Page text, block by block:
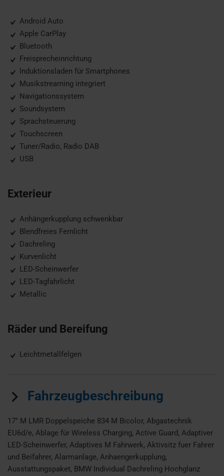
Android Auto
Apple CarPlay
Bluetooth
Freisprecheinrichtung
Induktionsladen für Smartphones
Musikstreaming integriert
Navigationssystem
Soundsystem
Sprachsteuerung
Touchscreen
Tuner/Radio, Radio DAB
USB
Exterieur
Anhängerkupplung schwenkbar
Blendfreies Fernlicht
Dachreling
Kurvenlicht
LED-Scheinwerfer
LED-Tagfahrlicht
Metallic
Räder und Bereifung
Leichtmetallfelgen
Fahrzeugbeschreibung
17'' M LMR Doppelspeiche 834 M Bicolor, Abgastechnik
EU6d/e, Ablage für Wireless Charging, Active Guard, Adaptiver
LED-Scheinwerfer, Adaptives M Fahrwerk, Aktivsitz fuer Fahrer
und Beifahrer, Alarmanlage, Anhaengerkupplung,
Ausstattungspaket, BMW Individual Dachreling Hochglanz